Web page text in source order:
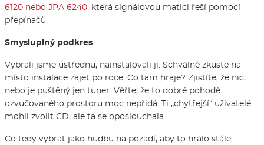
6120 nebo JPA 6240, která signálovou matici řeší pomocí
přepínačů.
Smysluplný podkres
Vybrali jsme ústřednu, nainstalovali ji. Schválně zkuste na
místo instalace zajet po roce. Co tam hraje? Zjistíte, že nic,
nebo je puštěný jen tuner. Věřte, že to dobré pohodě
ozvučovaného prostoru moc nepřidá. Ti „chytřejší“ uživatelé
mohli zvolit CD, ale ta se oposlouchala.
Co tedy vybrat jako hudbu na pozadí, aby to hrálo stále,